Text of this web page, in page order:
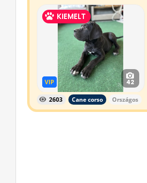
KIEMELT
VIP
VIP 42
2603 Cane corso Országos